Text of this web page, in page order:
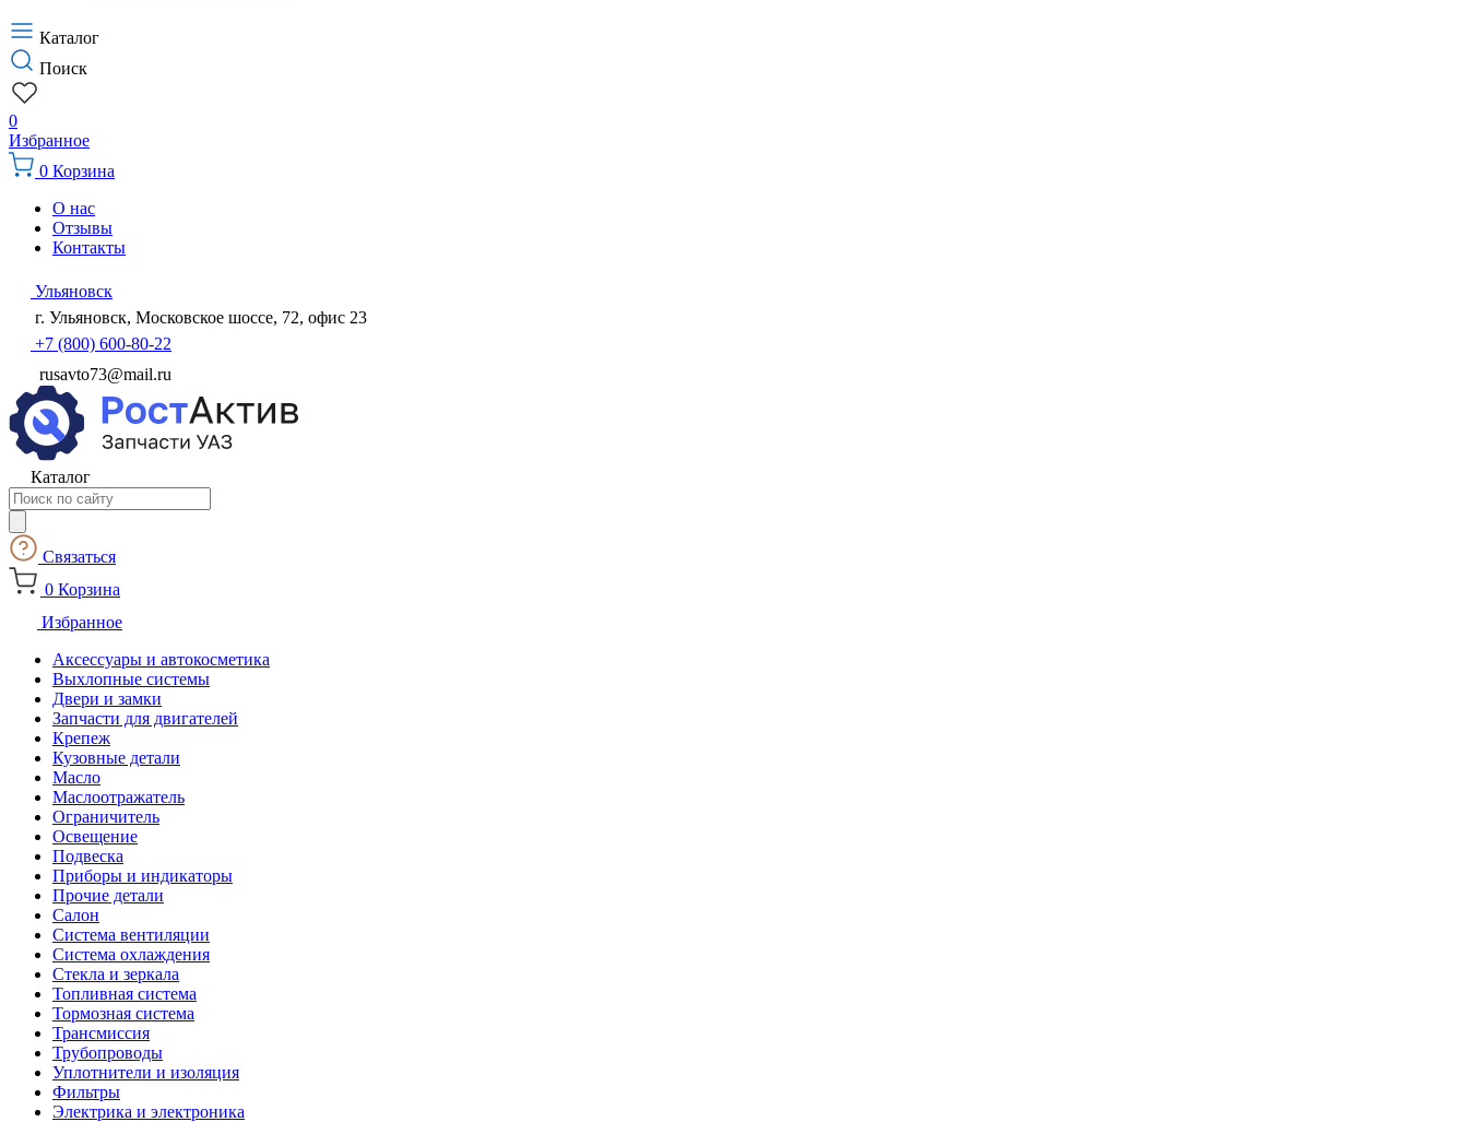
Каталог
Поиск
0
Избранное
0 Корзина
О нас
Отзывы
Контакты
Ульяновск
г. Ульяновск, Московское шоссе, 72, офис 23
+7 (800) 600-80-22
rusavto73@mail.ru
Каталог
Поиск
товаров
Связаться
0 Корзина
Избранное
Аксессуары и автокосметика
Выхлопные системы
Двери и замки
Запчасти для двигателей
Крепеж
Кузовные детали
Масло
Маслоотражатель
Ограничитель
Освещение
Подвеска
Приборы и индикаторы
Прочие детали
Салон
Система вентиляции
Система охлаждения
Стекла и зеркала
Топливная система
Тормозная система
Трансмиссия
Трубопроводы
Уплотнители и изоляция
Фильтры
Электрика и электроника